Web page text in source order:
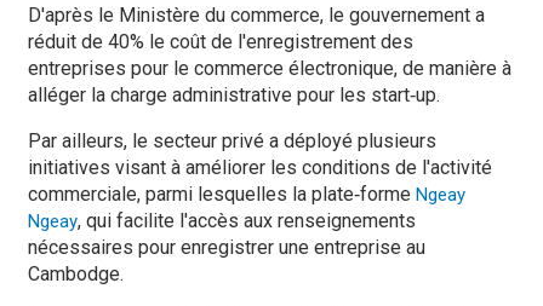
D'après le Ministère du commerce, le gouvernement a
réduit de 40% le coût de l'enregistrement des
entreprises pour le commerce électronique, de manière à
alléger la charge administrative pour les start‑up.
Par ailleurs, le secteur privé a déployé plusieurs
initiatives visant à améliorer les conditions de l'activité
commerciale, parmi lesquelles la plate‑forme Ngeay
Ngeay, qui facilite l'accès aux renseignements
nécessaires pour enregistrer une entreprise au
Cambodge.